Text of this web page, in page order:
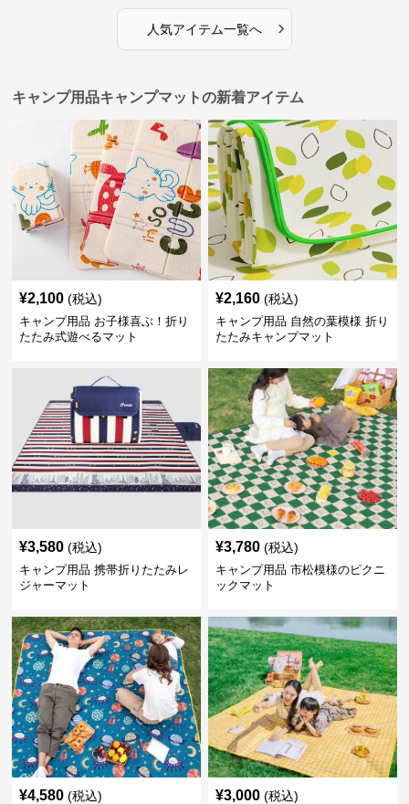
人気アイテム一覧へ ›
キャンプ用品キャンプマットの新着アイテム
¥2,100 (税込)
キャンプ用品 お子様喜ぶ！折り
たたみ式遊べるマット
¥2,160 (税込)
キャンプ用品 自然の葉模様 折り
たたみキャンプマット
¥3,580 (税込)
キャンプ用品 携帯折りたたみレ
ジャーマット
¥3,780 (税込)
キャンプ用品 市松模様のピクニ
ックマット
¥4,580 (税込) ¥3,000 (税込)